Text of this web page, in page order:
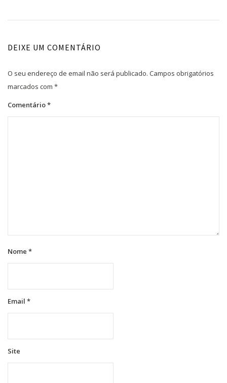
DEIXE UM COMENTÁRIO
O seu endereço de email não será publicado. Campos obrigatórios
marcados com *
Comentário*
Nome *
Email *
Site